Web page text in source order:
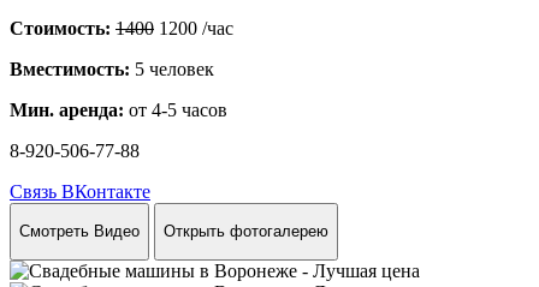
Стоимость: 1400 1200 /час
Вместимость: 5 человек
Мин. аренда: от 4-5 часов
8-920-506-77-88
Связь ВКонтакте
Смотреть Видео Открыть фотогалерею